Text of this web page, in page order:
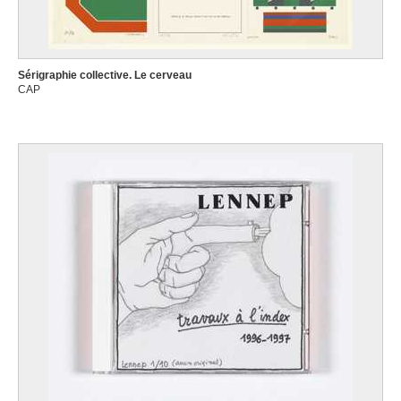
Paris (France) 1688 - 1737
Lempereur-Haut Marcel
Lenaerts Carlos
Molenbeek-Saint-Jean / Bruxelles 1923 - Irurre-Navarra (Espagne) 2006
Uccle / Bruxelles 1941
Lens Andries Cornelis
Anvers 1739 - Bruxelles 1822
Lens Johannes Jacobus
Anvers 1746 - Bruxelles 1814
Menaggio (Italie) 1509 - Milan (Italie) 1590
Sérigraphie collective. Le cerveau
CAP